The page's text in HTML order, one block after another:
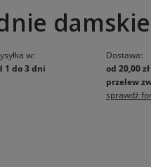
damskie
w:
1 do 3 dni
Dostawa:
od 20,00 zł
przelew
sprawdź